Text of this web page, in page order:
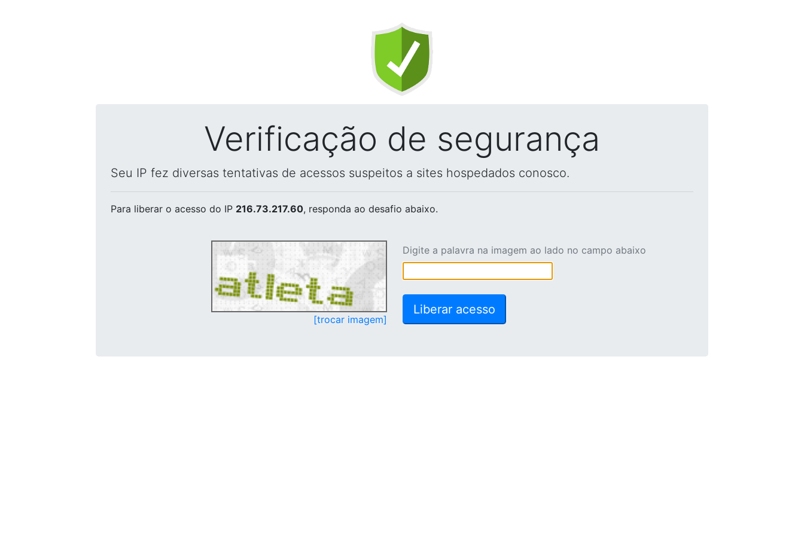
Verificação de segurança
Seu IP fez diversas tentativas de acessos suspeitos a sites hospedados conosco.
Para liberar o acesso do IP 216.73.217.60, responda ao desafio abaixo.
[trocar imagem]
Digite a palavra na imagem ao lado no campo abaixo